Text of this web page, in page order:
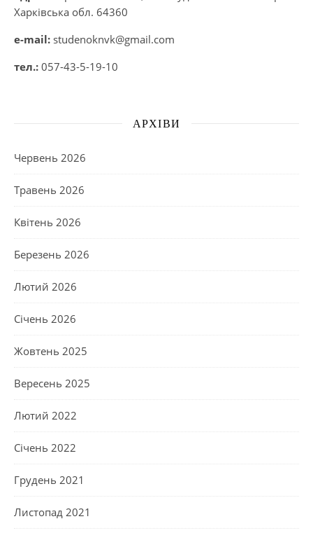
Харківська обл. 64360
e-mail: studenoknvk@gmail.com
тел.: 057-43-5-19-10
АРХІВИ
Червень 2026
Травень 2026
Квітень 2026
Березень 2026
Лютий 2026
Січень 2026
Жовтень 2025
Вересень 2025
Лютий 2022
Січень 2022
Грудень 2021
Листопад 2021